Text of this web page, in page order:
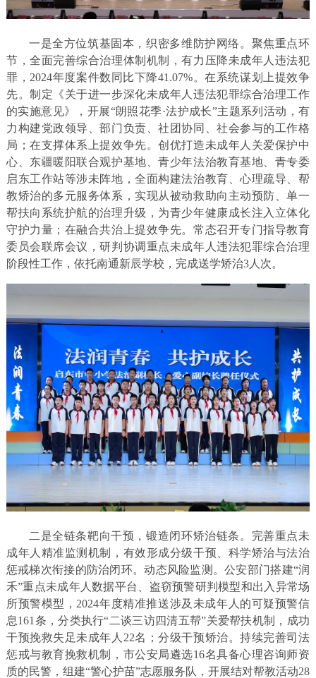
一是全方位筑基固本，织密多维防护网络。聚焦重点环
节，全面完善综合治理体制机制，有力压降未成年人违法犯
罪，2024年度案件数同比下降41.07%。在系统谋划上提效争
先。制定《关于进一步深化未成年人违法犯罪综合治理工作
的实施意见》，开展“朗照花季·法护成长”主题系列活动，有
力构建党政领导、部门负责、社团协同、社会参与的工作格
局；在支撑体系上提效争先。创优打造未成年人关爱保护中
心、东疆暖阳联合观护基地、青少年法治教育基地、青专委
启东工作站等涉未阵地，全面构建法治教育、心理疏导、帮
教矫治的多元服务体系，实现从被动救助向主动预防、单一
帮扶向系统护航的治理升级，为青少年健康成长注入立体化
守护力量；在融合共治上提效争先。常态召开专门指导教育
委员会联席会议，研判协调重点未成年人违法犯罪综合治理
阶段性工作，依托南通新辰学校，完成送学矫治3人次。
二是全链条靶向干预，锻造闭环矫治链条。完善重点未
成年人精准监测机制，有效形成分级干预、科学矫治与法治
惩戒梯次衔接的防治闭环。动态风险监测。公安部门搭建“润
禾”重点未成年人数据平台、盗窃预警研判模型和出入异常场
所预警模型，2024年度精准推送涉及未成年人的可疑预警信
息161条，分类执行“二谈三访四清五帮”关爱帮扶机制，成功
干预挽救失足未成年人22名；分级干预矫治。持续完善司法
惩戒与教育挽救机制，市公安局遴选16名具备心理咨询师资
质的民警，组建“警心护苗”志愿服务队，开展结对帮教活动28